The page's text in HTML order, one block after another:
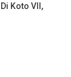
Koto VII,